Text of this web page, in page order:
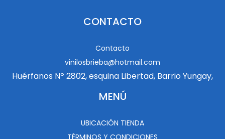
CONTACTO
Contacto
vinilosbrieba@hotmail.com
Huérfanos Nº 2802, esquina Libertad, Barrio Yungay,
MENÚ
UBICACIÓN TIENDA